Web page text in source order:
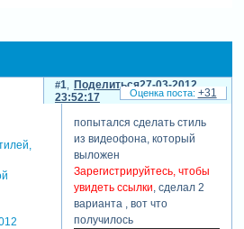
Поделиться
1
27-03-2012
23:52:17
попытался сделать стиль
из видеофона, который
выложен
Зарегистрируйтесь, чтобы
увидеть ссылки, сделал 2
варианта , вот что
получилось
+31